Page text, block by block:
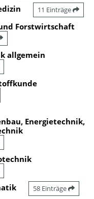
11 Einträge
Forstwirtschaft
allgemein
Energietechnik,
58 Einträge